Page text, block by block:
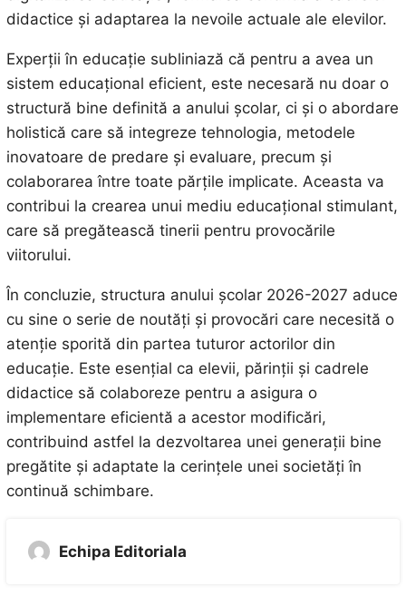
didactice și adaptarea la nevoile actuale ale elevilor.
Experții în educație subliniază că pentru a avea un
sistem educațional eficient, este necesară nu doar o
structură bine definită a anului școlar, ci și o abordare
holistică care să integreze tehnologia, metodele
inovatoare de predare și evaluare, precum și
colaborarea între toate părțile implicate. Aceasta va
contribui la crearea unui mediu educațional stimulant,
care să pregătească tinerii pentru provocările
viitorului.
În concluzie, structura anului școlar 2026-2027 aduce
cu sine o serie de noutăți și provocări care necesită o
atenție sporită din partea tuturor actorilor din
educație. Este esențial ca elevii, părinții și cadrele
didactice să colaboreze pentru a asigura o
implementare eficientă a acestor modificări,
contribuind astfel la dezvoltarea unei generații bine
pregătite și adaptate la cerințele unei societăți în
continuă schimbare.
Echipa Editoriala